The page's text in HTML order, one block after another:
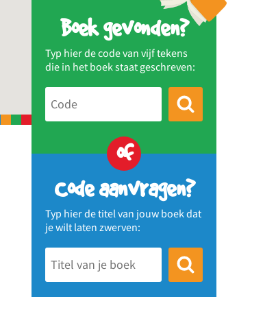
Boek gevonden?
Typ hier de code van vijf tekens
die in het boek staat geschreven:
of
Code aanvragen?
Typ hier de titel van jouw boek dat
je wilt laten zwerven: